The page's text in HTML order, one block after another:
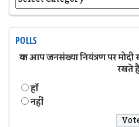
POLLS
क्या आप जनसंख्या नियंत्रण पर
रखते
हॉं
नहीं